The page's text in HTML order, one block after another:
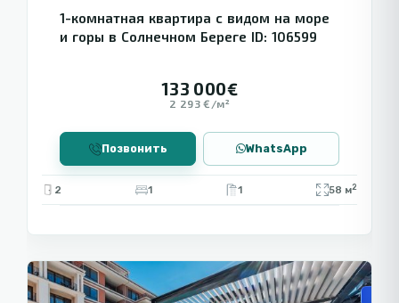
1-комнатная квартира с видом на море
и горы в Солнечном Береге ID: 106599
133 000€
2 293 €/м²
Позвонить WhatsApp
2 1 1 58 м2
🌅 С видом на море